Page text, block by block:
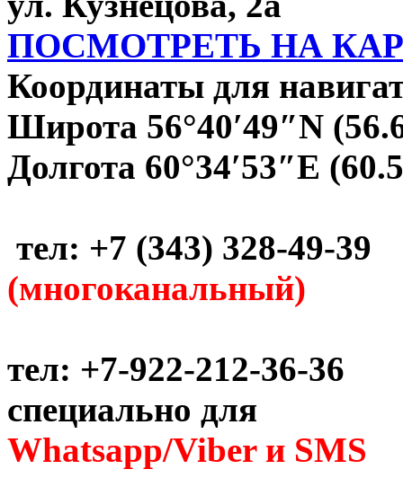
ПОСМОТРЕТЬ НА
Координаты для
Широта 56°40′49″N
Долгота 60°34′53″E
тел: +7 (343) 328-49-39
(многоканальный)
тел: +7-922-212-36-36
специально для
Whatsapp/Viber и SMS